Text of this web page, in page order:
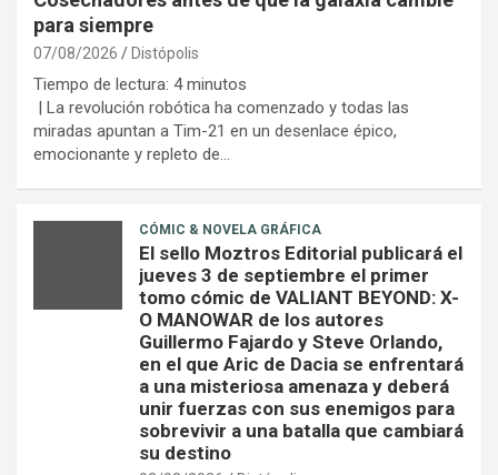
para siempre
07/08/2026 Distópolis
Tiempo de lectura: 4 minutos
| La revolución robótica ha comenzado y todas las
miradas apuntan a Tim-21 en un desenlace épico,
emocionante y repleto de…
CÓMIC & NOVELA GRÁFICA
El sello Moztros Editorial publicará el
jueves 3 de septiembre el primer
tomo cómic de VALIANT BEYOND: X-
O MANOWAR de los autores
Guillermo Fajardo y Steve Orlando,
en el que Aric de Dacia se enfrentará
a una misteriosa amenaza y deberá
unir fuerzas con sus enemigos para
sobrevivir a una batalla que cambiará
su destino